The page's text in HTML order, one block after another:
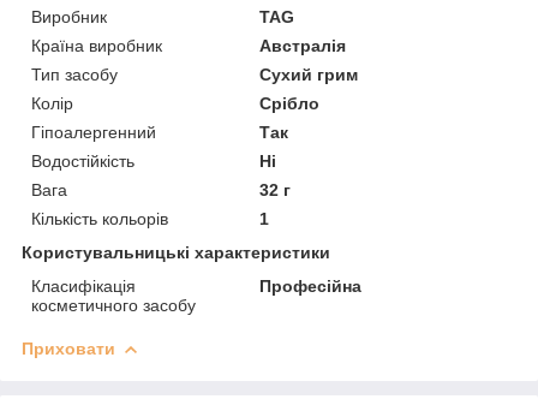
Виробник
TAG
Країна виробник
Австралія
Тип засобу
Сухий грим
Колір
Срібло
Гіпоалергенний
Так
Водостійкість
Ні
Вага
32 г
Кількість кольорів
1
Користувальницькі характеристики
Класифікація
косметичного засобу
Професійна
Приховати